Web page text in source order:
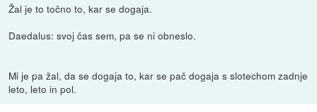
Žal je to točno to, kar se dogaja.
Daedalus: svoj čas sem, pa se ni obneslo.
Mi je pa žal, da se dogaja to, kar se pač dogaja s slotechom zadnje
leto, leto in pol.